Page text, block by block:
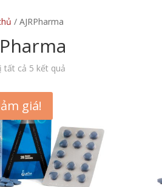
/ AJRPharma
tất cả 5 kết quả
giá!